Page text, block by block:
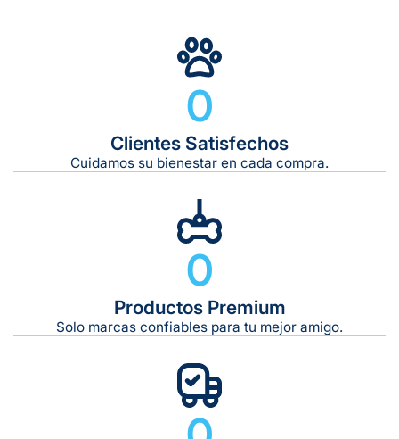
Gratuito en todos los pedidos
Tiempo de entrega estimado: 5 a 7 días hábiles
Gratis en compras de $599 o más
0
Clientes Satisfechos
Cuidamos su bienestar en cada compra.
0
Productos Premium
Solo marcas confiables para tu mejor amigo.